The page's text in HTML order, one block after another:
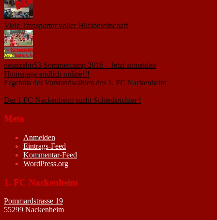
Viele Transporter voller Hilfsbereitschaft
neunzehn53-Sommercamp 2016 – Jetzt anmelden
Homepage endlich online!!!
Ergebnis der Vorstandwahlen des 1. FC Nackenheim
Der 1.FC Nackenheim sucht Schiedsrichter !
Meta
Anmelden
Eintrags-Feed
Kommentar-Feed
WordPress.org
1. FC Nackenheim
Pommardstrasse 19
55299 Nackenheim